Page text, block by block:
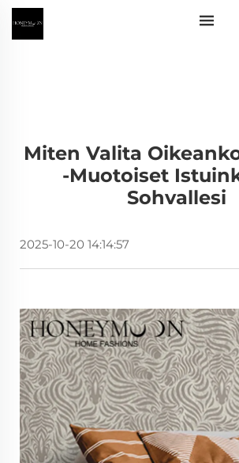
Miten Valita
-muotoiset
Sohvallesi
2025-10-20 14:14:57